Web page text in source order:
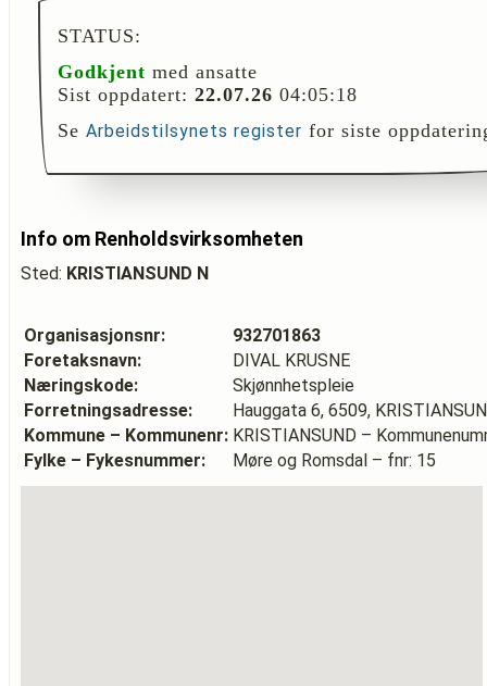
STATUS:
Godkjent med ansatte
Sist oppdatert: 22.07.26 04:05:18
Se Arbeidstilsynets register for siste
Info om Renholdsvirksomheten
Sted: KRISTIANSUND N
Organisasjonsnr:
932701863
Foretaksnavn:
DIVAL KRUSNE
Næringskode:
Skjønnhetspleie
Forretningsadresse:
Hauggata 6, 6509,
Kommune – Kommunenr: KRISTIANSUND –
Fylke – Fykesnummer:
Møre og Romsdal – fnr: 15